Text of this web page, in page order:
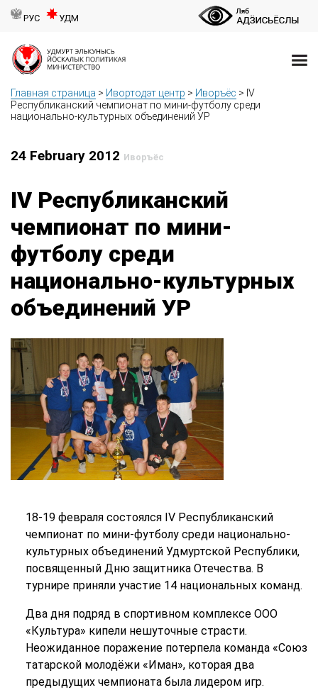
РУС УДМ
Главная страница > Ивортодэт центр > Иворъёс > IV
Республиканский чемпионат по мини-футболу среди
национально-культурных объединений УР
24 February 2012 Иворъёс
IV Республиканский
чемпионат по мини-
футболу среди
национально-культурных
объединений УР
18-19 февраля состоялся IV Республиканский
чемпионат по мини-футболу среди национально-
культурных объединений Удмуртской Республики,
посвященный Дню защитника Отечества. В
турнире приняли участие 14 национальных команд.
Два дня подряд в спортивном комплексе ООО
«Культура» кипели нешуточные страсти.
Неожиданное поражение потерпела команда «Союз
татарской молодёжи «Иман», которая два
предыдущих чемпионата была лидером игр.